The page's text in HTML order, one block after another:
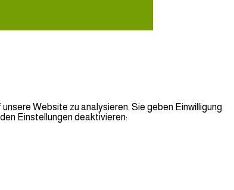
Website zu analysieren. Sie geben Einwilligung
Einstellungen deaktivieren: